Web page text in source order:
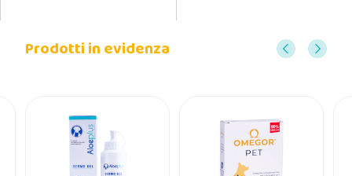
Prodotti in evidenza